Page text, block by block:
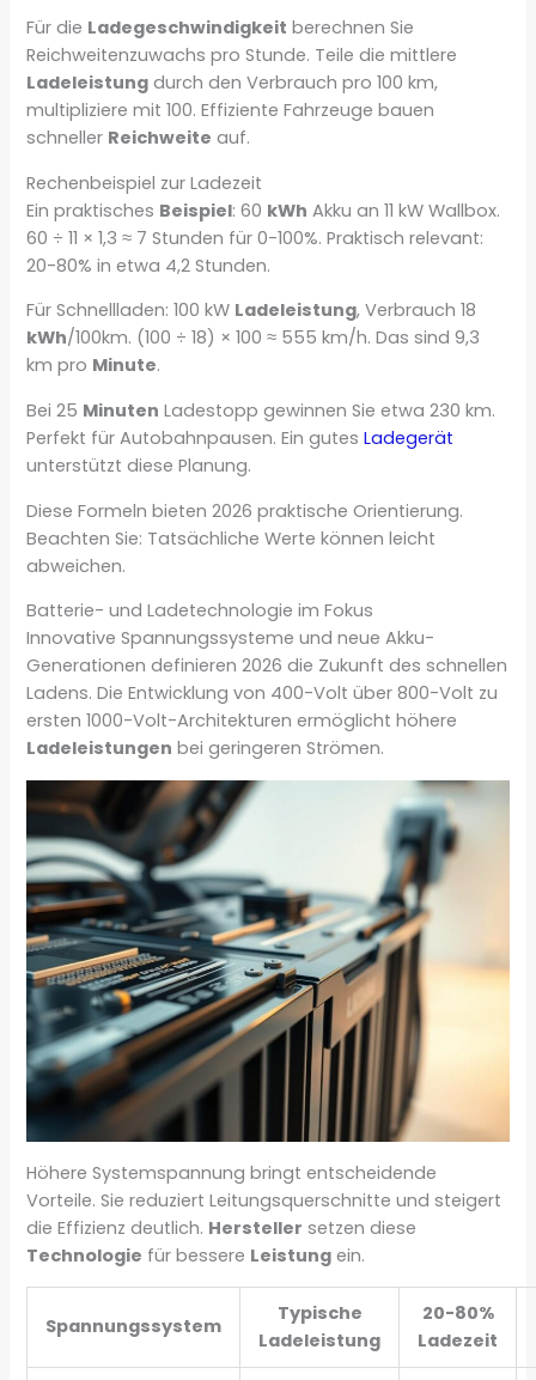
Für die Ladegeschwindigkeit berechnen Sie
Reichweitenzuwachs pro Stunde. Teile die mittlere
Ladeleistung durch den Verbrauch pro 100 km,
multipliziere mit 100. Effiziente Fahrzeuge bauen
schneller Reichweite auf.
Rechenbeispiel zur Ladezeit
Ein praktisches Beispiel: 60 kWh Akku an 11 kW Wallbox.
60 ÷ 11 × 1,3 ≈ 7 Stunden für 0-100%. Praktisch relevant:
20-80% in etwa 4,2 Stunden.
Für Schnellladen: 100 kW Ladeleistung, Verbrauch 18
kWh/100km. (100 ÷ 18) × 100 ≈ 555 km/h. Das sind 9,3
km pro Minute.
Bei 25 Minuten Ladestopp gewinnen Sie etwa 230 km.
Perfekt für Autobahnpausen. Ein gutesLadegerät
unterstützt diese Planung.
Diese Formeln bieten 2026 praktische Orientierung.
Beachten Sie: Tatsächliche Werte können leicht
abweichen.
Batterie- und Ladetechnologie im Fokus
Innovative Spannungssysteme und neue Akku-
Generationen definieren 2026 die Zukunft des schnellen
Ladens. Die Entwicklung von 400-Volt über 800-Volt zu
ersten 1000-Volt-Architekturen ermöglicht höhere
Ladeleistungen bei geringeren Strömen.
Höhere Systemspannung bringt entscheidende
Vorteile. Sie reduziert Leitungsquerschnitte und steigert
die Effizienz deutlich. Hersteller setzen diese
Technologie für bessere Leistung ein.
Spannungssystem
Typische
Ladeleistung
20-80%
Ladezeit